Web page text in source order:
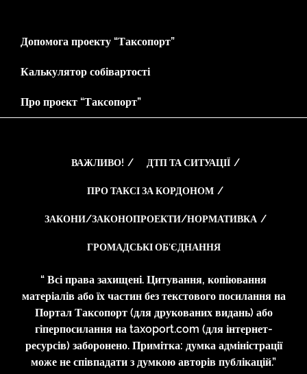
Допомога проекту “Таксопорт”
Калькулятор собівартості
Про проект “Таксопорт”
ВАЖЛИВО! ДТП ТА СИТУАЦІЇ
ПРО ТАКСІ ЗА КОРДОНОМ
ЗАКОНИ/ЗАКОНОПРОЕКТИ/НОРМАТИВКА
ГРОМАДСЬКІ ОБ’ЄДНАННЯ
“ Всі права захищені. Цитування, копіювання
матеріалів або їх частин без текстового посилання на
Портал Таксопорт (для друкованих видань) або
гіперпосилання на taxoport.com (для інтернет-
ресурсів) заборонено. Примітка: думка адміністрації
може не співпадати з думкою авторів публікацій.”